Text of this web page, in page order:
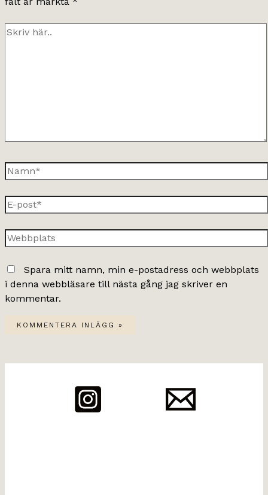
Skriv
Namn*
E-
post*
Webbplats
Spara mitt namn, min e-postadress och webbplats
i denna webbläsare till nästa gång jag skriver en
kommentar.